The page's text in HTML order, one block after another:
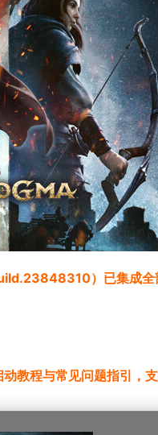
）已集成
程与常见问题指引，支